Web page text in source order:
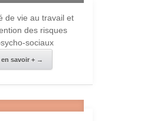
de vie au travail et
des risques
sociaux
en savoir + →